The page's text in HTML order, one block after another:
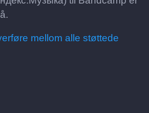
mellom alle støttede